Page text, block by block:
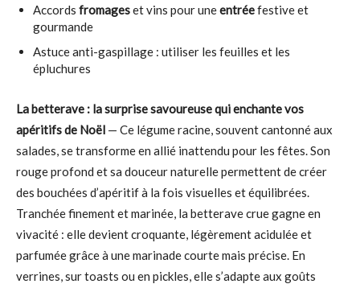
Accords fromageset vins pour uneentréefestive et
gourmande
Astuce anti-gaspillage : utiliser les feuilles et les
épluchures
La betterave : la surprise savoureuse qui enchante vos
apéritifs de Noël — Ce légume racine, souvent cantonné aux
salades, se transforme en allié inattendu pour les fêtes. Son
rouge profond et sa douceur naturelle permettent de créer
des bouchées d’apéritif à la fois visuelles et équilibrées.
Tranchée finement et marinée, la betterave crue gagne en
vivacité : elle devient croquante, légèrement acidulée et
parfumée grâce à une marinade courte mais précise. En
verrines, sur toasts ou en pickles, elle s’adapte aux goûts